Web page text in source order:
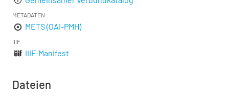
METADATEN
METS (OAI-PMH)
IIIF
IIIF-Manifest
Dateien